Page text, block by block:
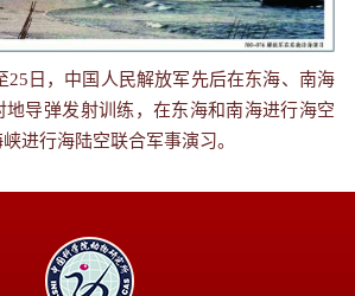
日，中国人民解放军先后在东海、南海
地导弹发射训练，在东海和南海进行海空
进行海陆空联合军事演习。